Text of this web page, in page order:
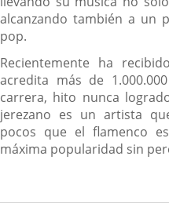
alcanzando también a un
pop.
Recientemente ha
acredita más de
carrera, hito nunca
jerezano es un artista
pocos que el flamenco
máxima popularidad sin